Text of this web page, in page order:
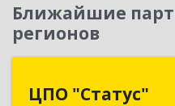
Ближайшие
регионов
ЦПО "Статус"